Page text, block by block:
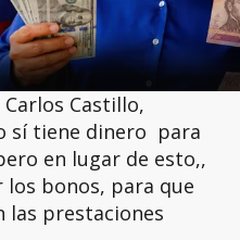
Castillo,
sí tiene dinero para
en lugar de esto,,
bonos, para que
las prestaciones